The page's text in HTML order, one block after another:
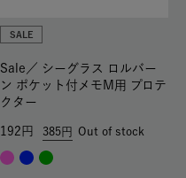
SALE
Sale／ シーグラス ロルバー
ン ポケット付メモM用 プロテ
クター
385
192 Out of stock